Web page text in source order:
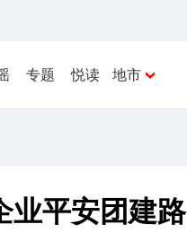
专题 悦读 地市
业平安团建路